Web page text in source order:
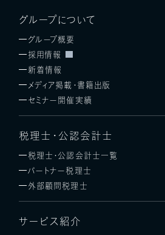
グループについて
グループ概要
採用情報
新着情報
メディア掲載・書籍出版
セミナー開催実績
税理士・公認会計士
税理士・公認会計士一覧
パートナー税理士
外部顧問税理士
サービス紹介